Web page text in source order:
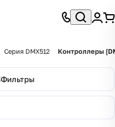
Серия DMX512 Контроллеры
Фильтры